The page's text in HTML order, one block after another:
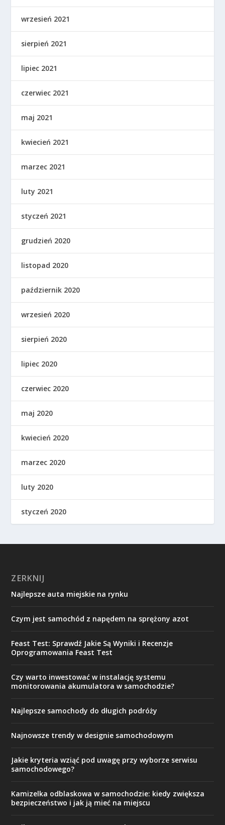
wrzesień 2021
sierpień 2021
lipiec 2021
czerwiec 2021
maj 2021
kwiecień 2021
marzec 2021
luty 2021
styczeń 2021
grudzień 2020
listopad 2020
październik 2020
wrzesień 2020
sierpień 2020
lipiec 2020
czerwiec 2020
maj 2020
kwiecień 2020
marzec 2020
luty 2020
styczeń 2020
ZERKNIJ
Najlepsze auta miejskie na rynku
Czym jest samochód z napędem na sprężony azot
Feast Test: Sprawdź Jakie Są Wyniki i Recenzje
Oprogramowania Feast Test
Czy warto inwestować w instalację systemu
monitorowania akumulatora w samochodzie?
Najlepsze samochody do długich podróży
Najnowsze trendy w designie samochodowym
Jakie kryteria wziąć pod uwagę przy wyborze serwisu
samochodowego?
Kamizelka odblaskowa w samochodzie: kiedy zwiększa
bezpieczeństwo i jak ją mieć na miejscu